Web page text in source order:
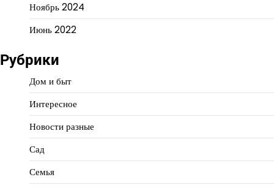
Ноябрь 2024
Июнь 2022
Рубрики
Дом и быт
Интересное
Новости разные
Сад
Семья